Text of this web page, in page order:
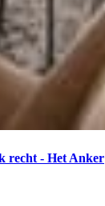
recht - Het Anker